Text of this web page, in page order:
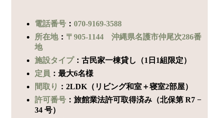
電話番号 ： 070-9169-3588
所在地： 〒905-1144 沖縄県名護市仲尾次286番
地
施設タイプ：古民家一棟貸し（1日1組限定）
定員 ：最大6名様
間取り ：2LDK（リビング和室＋寝室2部屋）
許可番号 ：旅館業法許可取得済み（北保第 R7 −
34 号）